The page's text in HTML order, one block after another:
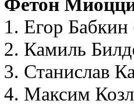
1. Егор
2. Камиль
3. Станислав
4. Максим